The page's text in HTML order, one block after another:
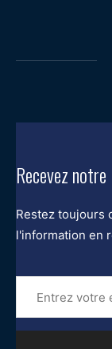
Recevez
Restez toujours
l'information en
Entrez
votre
email